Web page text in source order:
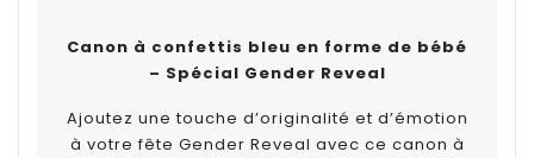
Canon à confettis bleu en forme de bébé
– Spécial Gender Reveal
Ajoutez une touche d’originalité et d’émotion
à votre fête Gender Reveal avec ce canon à